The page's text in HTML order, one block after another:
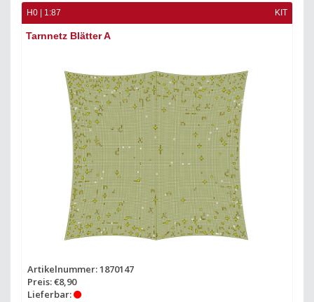
H0 | 1:87 KIT
Tarnnetz Blätter A
Artikelnummer: 1870147
Preis: €8,90
Lieferbar: